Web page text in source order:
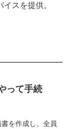
スを提供。
って手続
を作成し、全員